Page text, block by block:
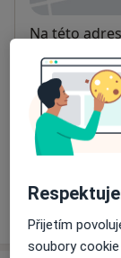
Dostupnost
Na této
Co mám v
Způsoby
Na teto
Detaily
Přijetím
soubory